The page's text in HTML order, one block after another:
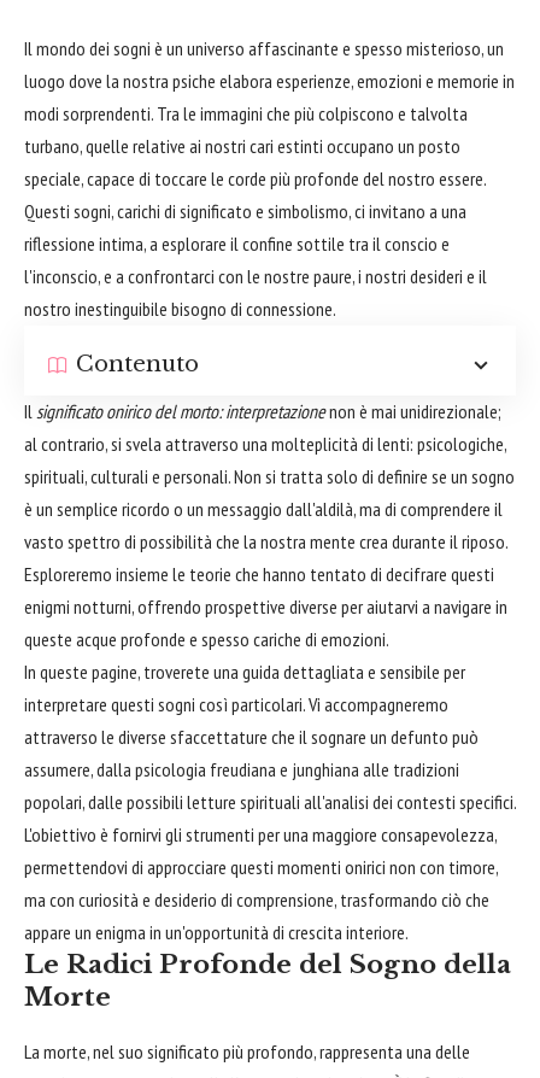
Il mondo dei sogni è un universo affascinante e spesso misterioso, un
luogo dove la nostra psiche elabora esperienze, emozioni e memorie in
modi sorprendenti. Tra le immagini che più colpiscono e talvolta
turbano, quelle relative ai nostri cari estinti occupano un posto
speciale, capace di toccare le corde più profonde del nostro essere.
Questi sogni, carichi di significato e simbolismo, ci invitano a una
riflessione intima, a esplorare il confine sottile tra il conscio e
l'inconscio, e a confrontarci con le nostre paure, i nostri desideri e il
nostro inestinguibile bisogno di connessione.
Contenuto
Ilsignificato onirico del morto: interpretazionenon è mai unidirezionale;
al contrario, si svela attraverso una molteplicità di lenti: psicologiche,
spirituali, culturali e personali. Non si tratta solo di definire se un sogno
è un semplice ricordo o un messaggio dall'aldilà, ma di comprendere il
vasto spettro di possibilità che la nostra mente crea durante il riposo.
Esploreremo insieme le teorie che hanno tentato di decifrare questi
enigmi notturni, offrendo prospettive diverse per aiutarvi a navigare in
queste acque profonde e spesso cariche di emozioni.
In queste pagine, troverete una guida dettagliata e sensibile per
interpretare questi sogni così particolari. Vi accompagneremo
attraverso le diverse sfaccettature che il sognare un defunto può
assumere, dalla psicologia freudiana e junghiana alle tradizioni
popolari, dalle possibili letture spirituali all'analisi dei contesti specifici.
L'obiettivo è fornirvi gli strumenti per una maggiore consapevolezza,
permettendovi di approcciare questi momenti onirici non con timore,
ma con curiosità e desiderio di comprensione, trasformando ciò che
appare un enigma in un'opportunità di crescita interiore.
Le Radici Profonde del Sogno della
Morte
La morte, nel suo significato più profondo, rappresenta una delle